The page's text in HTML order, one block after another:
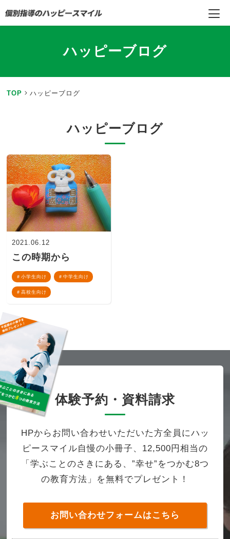
ハッピーブログ
TOP ハッピーブログ
ハッピーブログ
2021.06.12
この時期から
小学生向け 中学生向け
高校生向け
体験予約・資料請求
HPからお問い合わせいただいた方全員にハッ
ピースマイル自慢の小冊子、12,500円相当の
「学ぶことのさきにある、”幸せ”をつかむ8つ
の教育方法」を無料でプレゼント！
お問い合わせフォームはこちら